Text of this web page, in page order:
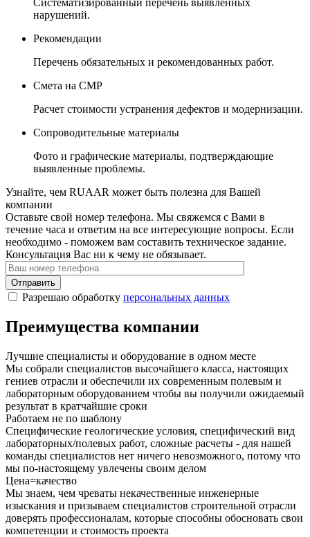
Систематизированный перечень выявленных
нарушений.
Рекомендации
Перечень обязательных и рекомендованных работ.
Смета на СМР
Расчет стоимости устранения дефектов и модернизации.
Сопроводительные материалы
Фото и графические материалы, подтверждающие
выявленные проблемы.
Узнайте, чем RUAAR может быть полезна для Вашей
компании
Оставьте свой номер телефона. Мы свяжемся с Вами в
течение часа и ответим на все интересующие вопросы. Если
необходимо - поможем вам составить техническое задание.
Консультация Вас ни к чему не обязывает.
Отправить
Разрешаю обработку персональных данных
Преимущества компании
Лучшие специалисты и оборудование в одном месте
Мы собрали специалистов высочайшего класса, настоящих
гениев отрасли и обеспечили их современным полевым и
лабораторным оборудованием чтобы вы получили ожидаемый
результат в кратчайшие сроки
Работаем не по шаблону
Специфические геологические условия, специфический вид
лабораторных/полевых работ, сложные расчеты - для нашей
команды специалистов нет ничего невозможного, потому что
мы по-настоящему увлечены своим делом
Цена=качество
Мы знаем, чем чреваты некачественные инженерные
изыскания и призываем специалистов строительной отрасли
доверять профессионалам, которые способны обосновать свои
компетенции и стоимость проекта